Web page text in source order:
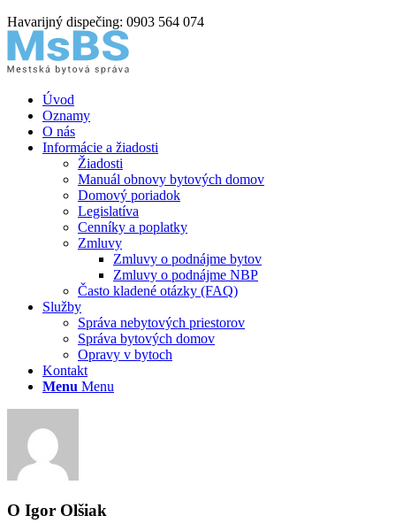
Havarijný dispečing: 0903 564 074
Úvod
Oznamy
O nás
Informácie a žiadosti
Žiadosti
Manuál obnovy bytových domov
Domový poriadok
Legislatíva
Cenníky a poplatky
Zmluvy
Zmluvy o podnájme bytov
Zmluvy o podnájme NBP
Často kladené otázky (FAQ)
Služby
Správa nebytových priestorov
Správa bytových domov
Opravy v bytoch
Kontakt
Menu Menu
O Igor Olšiak